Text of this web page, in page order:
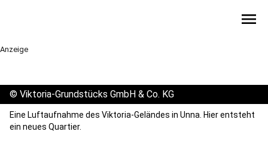
menu
Anzeige
© Viktoria-Grundstücks GmbH & Co. KG
Eine Luftaufnahme des Viktoria-Geländes in Unna. Hier entsteht
ein neues Quartier.